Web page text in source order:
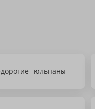
тюльпаны